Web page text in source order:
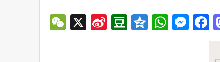
WeChat
X
SinaDouban
Qzone